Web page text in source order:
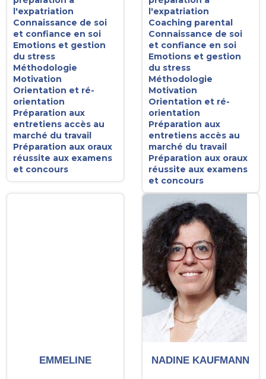
l'expatriation
Connaissance de soi
et confiance en soi
Emotions et gestion
du stress
Méthodologie
Motivation
Orientation et ré-
orientation
Préparation aux
entretiens accès au
marché du travail
Préparation aux oraux
réussite aux examens
et concours
l'expatriation
Coaching parental
Connaissance de soi
et confiance en soi
Emotions et gestion
du stress
Méthodologie
Motivation
Orientation et ré-
orientation
Préparation aux
entretiens accès au
marché du travail
Préparation aux oraux
réussite aux examens
et concours
EMMELINE NADINE KAUFMANN